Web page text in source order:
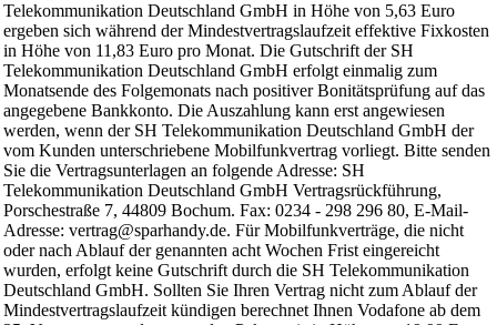
Telekommunikation Deutschland GmbH in Höhe von 5,63 Euro
ergeben sich während der Mindestvertragslaufzeit effektive Fixkosten
in Höhe von 11,83 Euro pro Monat. Die Gutschrift der SH
Telekommunikation Deutschland GmbH erfolgt einmalig zum
Monatsende des Folgemonats nach positiver Bonitätsprüfung auf das
angegebene Bankkonto. Die Auszahlung kann erst angewiesen
werden, wenn der SH Telekommunikation Deutschland GmbH der
vom Kunden unterschriebene Mobilfunkvertrag vorliegt. Bitte senden
Sie die Vertragsunterlagen an folgende Adresse: SH
Telekommunikation Deutschland GmbH Vertragsrückführung,
Porschestraße 7, 44809 Bochum. Fax: 0234 - 298 296 80, E-Mail-
Adresse: vertrag@sparhandy.de. Für Mobilfunkverträge, die nicht
oder nach Ablauf der genannten acht Wochen Frist eingereicht
wurden, erfolgt keine Gutschrift durch die SH Telekommunikation
Deutschland GmbH. Sollten Sie Ihren Vertrag nicht zum Ablauf der
Mindestvertragslaufzeit kündigen berechnet Ihnen Vodafone ab dem